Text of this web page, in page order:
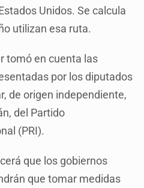
Unidos. Se calcula
utilizan esa ruta.
tomó en cuenta las
por los diputados
de origen independiente,
del Partido
(PRI).
que los gobiernos
que tomar medidas